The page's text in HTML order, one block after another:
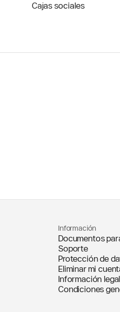
Cajas sociales
Información
Documentos
Soporte
Protección de
Eliminar mi
Información legal
Condiciones